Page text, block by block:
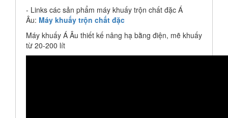
- Links các sản phẩm máy khuấy trộn chất đặc Á
Âu: Máy khuấy trộn chất đặc
Máy khuấy Á Âu thiết kế nâng hạ bằng điện, mẽ khuấy
từ 20-200 lít